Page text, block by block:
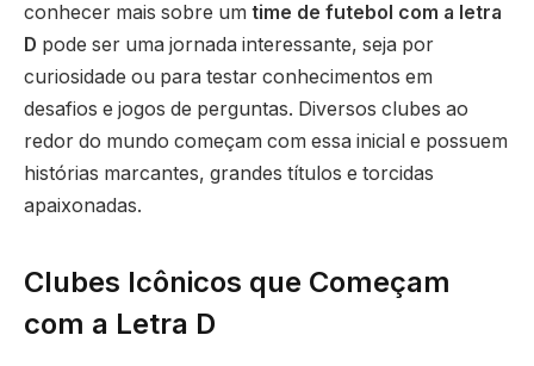
conhecer mais sobre um time de futebol com a letra
D pode ser uma jornada interessante, seja por
curiosidade ou para testar conhecimentos em
desafios e jogos de perguntas. Diversos clubes ao
redor do mundo começam com essa inicial e possuem
histórias marcantes, grandes títulos e torcidas
apaixonadas.
Clubes Icônicos que Começam
com a Letra D